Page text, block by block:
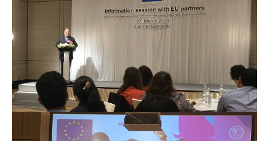
คณะกรรมการบริหารสถาบัน
คณะผู้บริหาร
เจ้าหน้าที่
วิถีเรา
สโลแกน
มลพิษอุตสาหกรรม
ชุมชนและเมืองน่าอยู่
ขยะชุมชน-ขยะอาหาร
ขยะพลาสติก
ฝุ่น PM2.5
การผลิตและการบริโภคยั่งยืน
ฉลากสิ่งแวดล้อม
บริการที่เป็นมิตรกับสิ่งแวดล้อม
ที่ปรึกษาคาร์บอนฟุตพริ้นท์
ทรัพยากรธรรมชาติ
ทรัพยากรทางบก
ทรัพยากรทางทะเลและชายฝั่ง
ความหลากหลายทางชีวภาพ
การเปลี่ยนแปลงสภาพภูมิอากาศ
การลดก๊าซเรือนกระจก
การปรับตัว
การพัฒนาบุคลากรด้านสิ่งแวดล้อม
งานฝึกอบรม
นโยบาย แผน เครือข่ายสิ่งแวดล้อม
อินโฟกราฟิก | โปสเตอร์
เอกสารเผยแพร่
สิ่งพิมพ์จำหน่าย
กิจกรรมของเรา
ข่าวสิ่งแวดล้อม
ร่วมงานกับเรา
ฝึกงาน